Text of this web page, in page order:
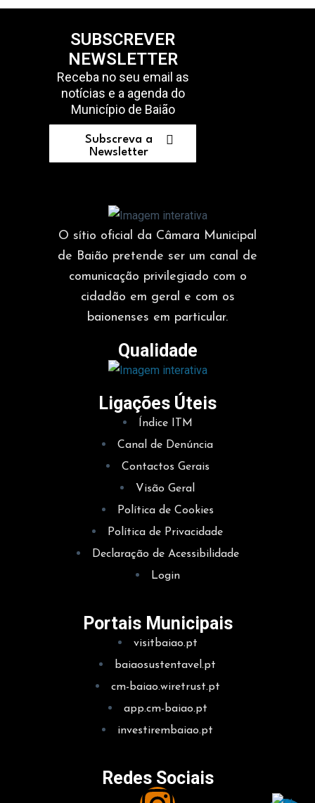
SUBSCREVER
NEWSLETTER
Receba no seu email as
notícias e a agenda do
Município de Baião
Subscreva a
Newsletter
O sítio oficial da Câmara Municipal
de Baião pretende ser um canal de
comunicação privilegiado com o
cidadão em geral e com os
baionenses em particular.
Qualidade
Ligações Úteis
Índice ITM
Canal de Denúncia
Contactos Gerais
Visão Geral
Política de Cookies
Política de Privacidade
Declaração de Acessibilidade
Login
Portais Municipais
visitbaiao.pt
baiaosustentavel.pt
cm-baiao.wiretrust.pt
app.cm-baiao.pt
investirembaiao.pt
Redes Sociais